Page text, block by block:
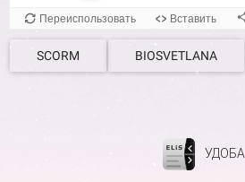
SCORM BIOSVETLANA
УДОБА